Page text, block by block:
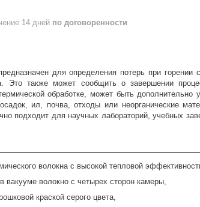
14 дней по договоренности
для определения потерь при
также может сообщить о завершении
обработке, может быть дополнительно
ил, почва, отходы или неорганические
подходит для научных лабораторий, учебных
волокна с высокой тепловой
волокно с четырех сторон камеры,
краской серого цвета,